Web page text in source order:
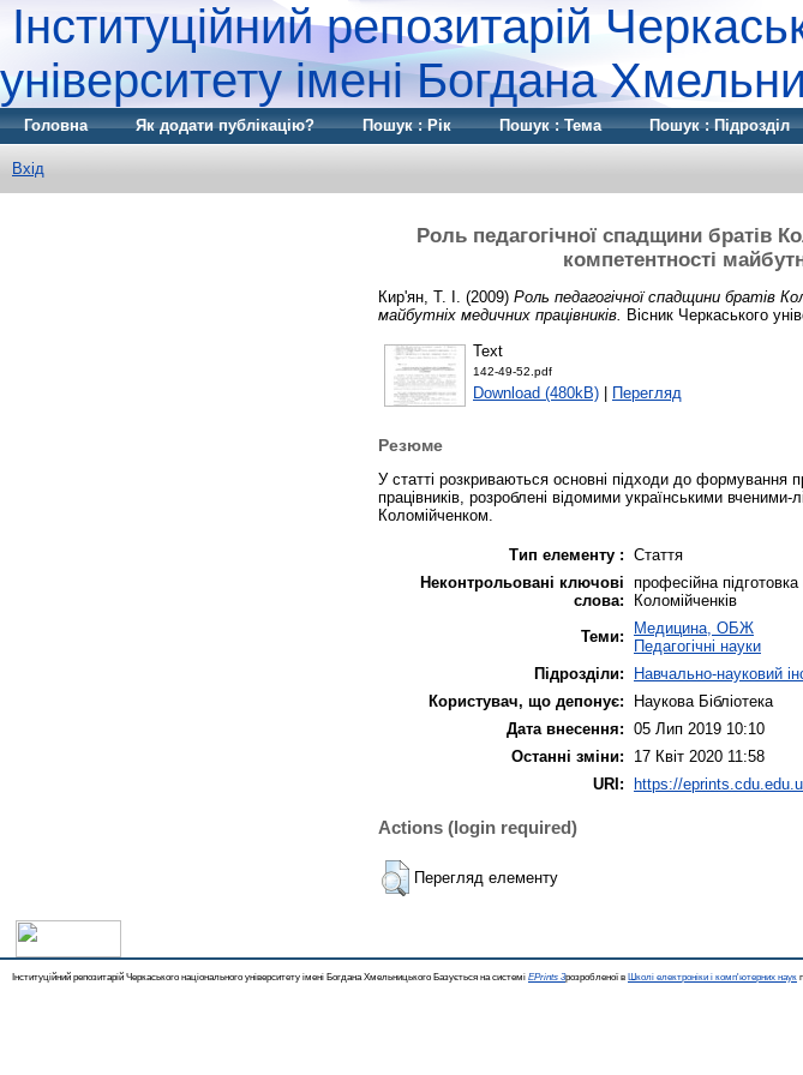
Інституційний репозитарій
університету імені Богдана
Головна Як додати публікацію? Пошук : Рік Пошук : Тема Пошук : Підрозділ
Вхід
Роль педагогічної спадщини братів
компетентності
Кир'ян, Т. І. (2009) Роль педагогічної спадщини братів
майбутніх медичних працівників. Вісник Черкаського
Text
142-49-52.pdf
Download (480kB) Перегляд
Резюме
У статті розкриваються основні підходи до формування
працівників, розроблені відомими українськими
Коломійченком.
Тип елементу : Стаття
Неконтрольовані ключові
слова:
професійна
Коломійченків
Теми:
Медицина, ОБЖ
Педагогічні науки
Підрозділи:
Навчально-науковий
Користувач, що депонує:
Наукова Бібліотека
Дата внесення: 05 Лип 2019 10:10
Останні зміни:
17 Квіт 2020 11:58
URI: https://
Actions (login required)
Перегляд елементу
Інституційний репозитарій Черкаського національного університету імені Богдана Хмельницького Базується на системі EPrints 3розробленої в Школі електроніки і комп'ютерних наук